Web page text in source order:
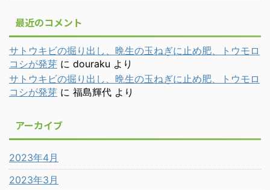
最近のコメント
サトウキビの掘り出し、晩生の玉ねぎに止め肥、トウモロ
コシが発芽 に douraku より
サトウキビの掘り出し、晩生の玉ねぎに止め肥、トウモロ
コシが発芽 に 福島輝代 より
アーカイブ
2023年4月
2023年3月